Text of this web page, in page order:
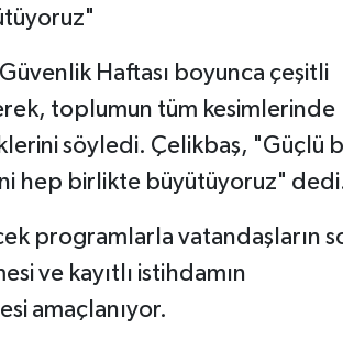
Haftası boyunca çeşitli
toplumun tüm kesimlerinde
söyledi. Çelikbaş, "Güçlü
hep birlikte büyütüyoruz"
programlarla vatandaşların
ve kayıtlı istihdamın
amaçlanıyor.